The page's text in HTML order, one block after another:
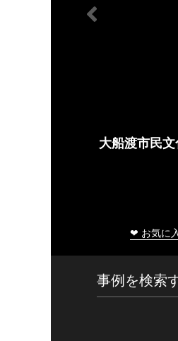
大船渡市民
❤ お気に
事例を検索